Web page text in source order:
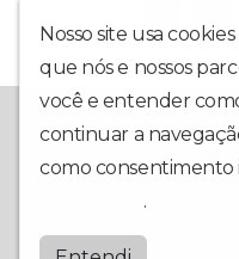
Nosso site usa
que nós e nossos
você e entender
continuar a
como consentimento
.
programação interativa,
pública, nosso foco é ter